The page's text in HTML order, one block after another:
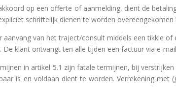
op een offerte of aanmelding, dient de
schriftelijk dienen te worden
aanvang van het traject/consult middels een tikkie
De klant ontvangt ten alle tijden een factuur via e-
in artikel 5.1 zijn fatale termijnen, bij
is en voldaan dient te worden. Verrekening met